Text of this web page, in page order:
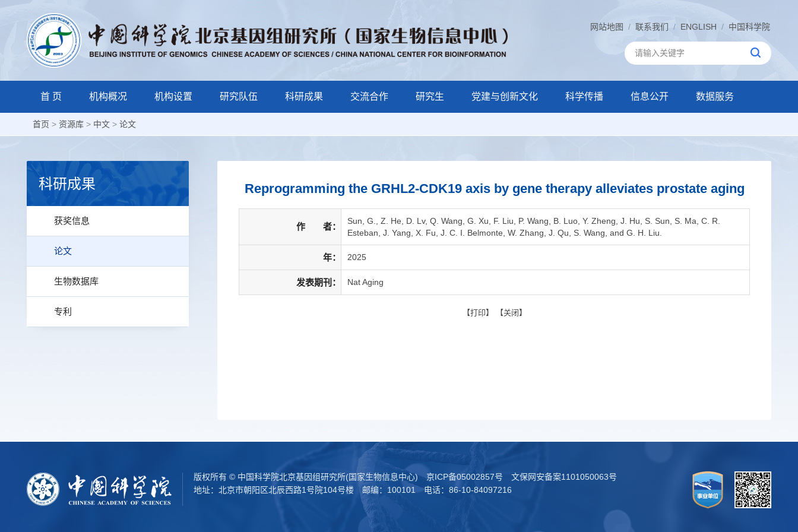
网站地图 / 联系我们 / ENGLISH / 中国科学院
首 页 机构概况 机构设置 研究队伍 科研成果 交流合作 研究生 党建与创新文化 科学传播 信息公开 数据服务
首页 > 资源库 > 中文 > 论文
科研成果
获奖信息
论文
生物数据库
专利
Reprogramming the GRHL2-CDK19 axis by gene therapy alleviates prostate aging
作 者：
Sun, G., Z. He, D. Lv, Q. Wang, G. Xu, F. Liu, P. Wang, B. Luo, Y. Zheng, J. Hu, S. Sun, S. Ma, C. R.
Esteban, J. Yang, X. Fu, J. C. I. Belmonte, W. Zhang, J. Qu, S. Wang, and G. H. Liu.
年： 2025
发表期刊： Nat Aging
【打印】 【关闭 】
版权所有 © 中国科学院北京基因组研究所(国家生物信息中心)京ICP备05002857号
文保网安备案1101050063号
地址：北京市朝阳区北辰西路1号院104号楼 邮编：100101 电话：86-10-84097216